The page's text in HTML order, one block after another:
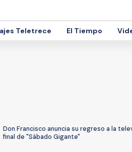
Teletrece El Tiempo
Don Francisco anuncia su regreso a la
final de "Sábado Gigante"